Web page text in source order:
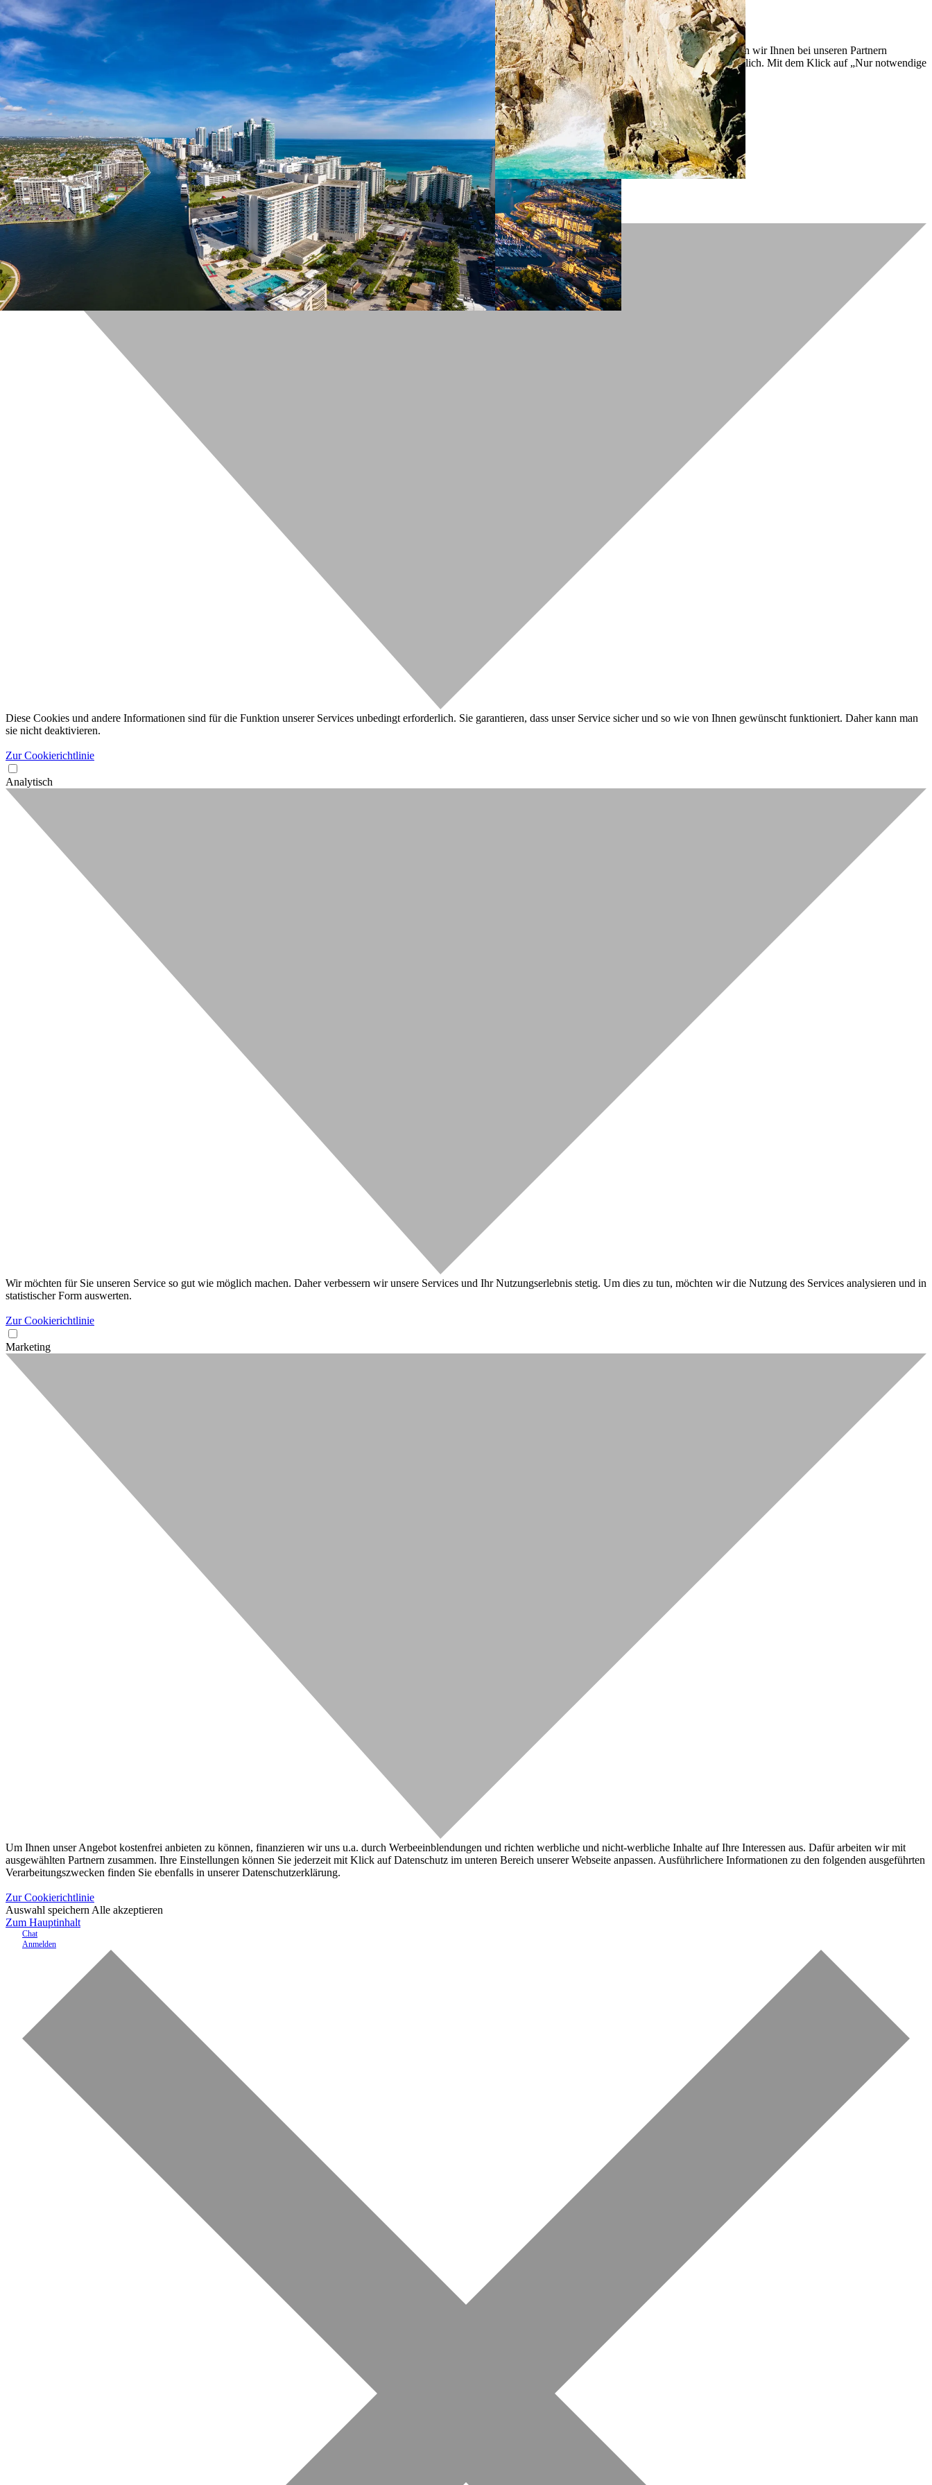
Nur notwendige Cookies
Unvergleichlich lecker
Mit dem Klick auf „geht klar” ermöglichen Sie uns Ihnen über Cookies ein verbessertes Nutzungserlebnis zu servieren und dieses kontinuierlich zu verbessern. So können wir Ihnen bei unseren Partnern
personalisierte Werbung und passende Angebote anzeigen. Über „anpassen” können Sie Ihre persönlichen Präferenzen festlegen. Dies ist auch nachträglich jederzeit möglich. Mit dem Klick auf „Nur notwendige
Cookies” werden lediglich technisch notwendige Cookies gespeichert.
Anpassen Geht klar
Datenschutzerklärung
Cookierichtlinie Impressum
« zurück
Ihre Cookie-Präferenzen verwalten
Wählen Sie, welche Cookies Sie auf check24.de akzeptieren.
Die Cookierichtlinie finden Siehier.
Notwendig
Diese Cookies und andere Informationen sind für die Funktion unserer Services unbedingt erforderlich. Sie garantieren, dass unser Service sicher und so wie von Ihnen gewünscht funktioniert. Daher kann man
sie nicht deaktivieren.
Zur Cookierichtlinie
Analytisch
Wir möchten für Sie unseren Service so gut wie möglich machen. Daher verbessern wir unsere Services und Ihr Nutzungserlebnis stetig. Um dies zu tun, möchten wir die Nutzung des Services analysieren und in
statistischer Form auswerten.
Zur Cookierichtlinie
Marketing
Um Ihnen unser Angebot kostenfrei anbieten zu können, finanzieren wir uns u.a. durch Werbeeinblendungen und richten werbliche und nicht-werbliche Inhalte auf Ihre Interessen aus. Dafür arbeiten wir mit
ausgewählten Partnern zusammen. Ihre Einstellungen können Sie jederzeit mit Klick auf Datenschutz im unteren Bereich unserer Webseite anpassen. Ausführlichere Informationen zu den folgenden ausgeführten
Verarbeitungszwecken finden Sie ebenfalls in unserer Datenschutzerklärung.
Zur Cookierichtlinie
Auswahl speichern Alle akzeptieren
Zum Hauptinhalt
Chat
Anmelden